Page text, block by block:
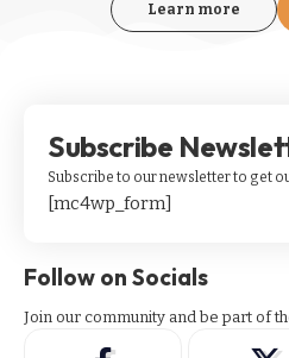
Learn more
Subscribe
Subscribe to our newsletter to get
[mc4wp_form]
Follow on Socials
Join our community and be part of